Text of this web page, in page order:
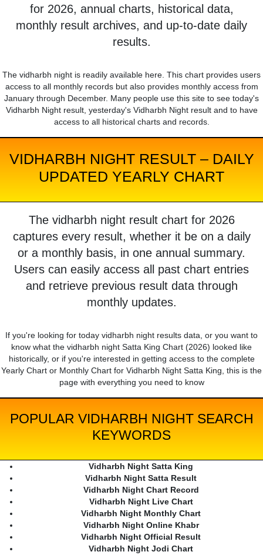
for 2026, annual charts, historical data,
monthly result archives, and up-to-date daily
results.
The vidharbh night is readily available here. This chart provides users
access to all monthly records but also provides monthly access from
January through December. Many people use this site to see today's
Vidharbh Night result, yesterday's Vidharbh Night result and to have
access to all historical charts and records.
VIDHARBH NIGHT RESULT – DAILY
UPDATED YEARLY CHART
The vidharbh night result chart for 2026
captures every result, whether it be on a daily
or a monthly basis, in one annual summary.
Users can easily access all past chart entries
and retrieve previous result data through
monthly updates.
If you're looking for today vidharbh night results data, or you want to
know what the vidharbh night Satta King Chart (2026) looked like
historically, or if you're interested in getting access to the complete
Yearly Chart or Monthly Chart for Vidharbh Night Satta King, this is the
page with everything you need to know
POPULAR VIDHARBH NIGHT SEARCH
KEYWORDS
Vidharbh Night Satta King
Vidharbh Night Satta Result
Vidharbh Night Chart Record
Vidharbh Night Live Chart
Vidharbh Night Monthly Chart
Vidharbh Night Online Khabr
Vidharbh Night Official Result
Vidharbh Night Jodi Chart